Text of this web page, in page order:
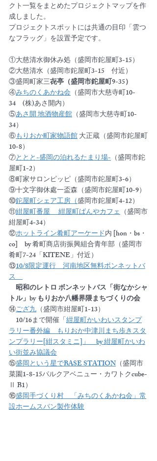
クト一覧をまとめたプロジェクトマップを作
成しました。
プロジェクトスポットには共通の目印「雲つ
なフラッグ」を設置予定です。
①大慈清水御休み処（盛岡市鉈屋町3-15）
②大慈清水（盛岡市鉈屋町3-15　付近）
③盛岡町家三㐂亭（盛岡市鉈屋町9-35）
④みちのくあかね会 （盛岡市大慈寺町10-
34　(株)あさ開内）
⑤あさ開 地酒物産館 （盛岡市大慈寺町10-
34）
⑥もりおか町家物語館 大正蔵（盛岡市鉈屋町
10-8）
⑦ととと-盛岡の泊れるたまり場- （盛岡市鉈
屋町1-2）
⑧町家サロンピッピ（盛岡市鉈屋町3-6）
⑨十文字御休處一盃森（盛岡市鉈屋町10-9）
⑩鉈屋町シェア工房（盛岡市鉈屋町4-12）
⑪紺屋町番屋 　紺屋町ばんやカフェ （盛岡市
紺屋町4-34）
⑫ホットライン肴町アーケード内 [hon・bs・
co]　by 肴町商店街振興組合青年部（盛岡市
肴町7-24「KITENE」付近）
⑬10/8限定運行　河南地区無料ボンネットバ
ス
昭和のレトロ ボンネットバス「街なかシャ
トル」by もりおか八幡界隈まちづくりの会
⑭ござ九 （盛岡市紺屋町1-13）
10/16まで開催「 紺屋町かいわいスタンプ
ラリー番外編　もりおか中津川まち歩きスタ
ンプラリー[紺スタミニ]」　by 紺屋町かいわ
い街並み協議会
⑮盛岡という星でBASE STATION （盛岡市
菜園1-8-15パルクアベニュー・カワトクcube-
Ⅱ B1）
⑯盛岡手づくり村　「みちのくあかね会」常
設ホームスパン製作体験